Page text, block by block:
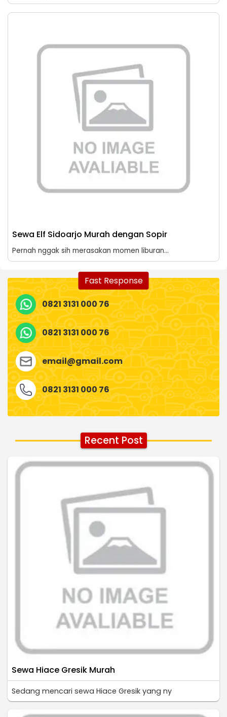
Sewa Elf Sidoarjo Murah dengan Sopir
Pernah nggak sih merasakan momen liburan...
Fast Response
0821 3131 000 76
0821 3131 000 76
email@gmail.com
0821 3131 000 76
Recent Post
Sewa Hiace Gresik Murah
Sedang mencari sewa Hiace Gresik yang ny